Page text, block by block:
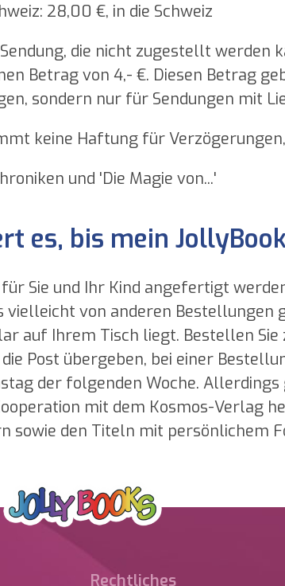
28,00 €, in die Schweiz
die nicht zugestellt werden
Betrag von 4,- €. Diesen Betrag
sondern nur für Sendungen mit
keine Haftung für
und 'Die Magie von...'
es, bis mein
Sie und Ihr Kind angefertigt
vielleicht von anderen Bestellungen
auf Ihrem Tisch liegt. Bestellen Sie
Post übergeben, bei einer
der folgenden Woche.
mit dem Kosmos-Verlag
sowie den Titeln mit persönlichem
Rechtliches